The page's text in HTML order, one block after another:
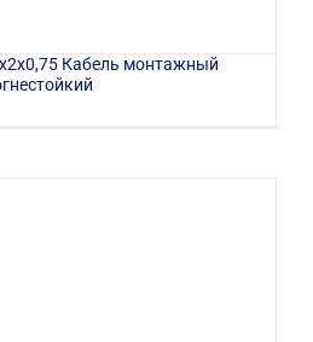
Кабель монтажный